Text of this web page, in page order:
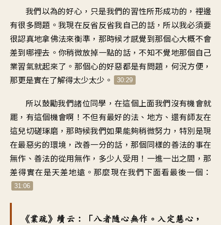
我們以為的好心，只是我們的習性所形成功的，裡邊
有很多問題。我現在反省反省我自己的話，所以我必須要
很認真地拿佛法來衡準，那時候才感覺到那個心大概不會
差到哪裡去。你稍微放掉一點的話，不知不覺地那個自己
業習氣就起來了。那個心的好惡都是有問題，何況方便，
那更是實在了解得太少太少。
30:29
所以鼓勵我們諸位同學，在這個上面我們沒有機會就
罷，有這個機會啊！不但有最好的法、地方、還有師友在
這兒切磋琢磨，那時候我們如果能夠稍微努力，特別是現
在最惡劣的環境，改善一分的話，那個同樣的善法的事在
無作、善法的從用無作，多少人受用！一進一出之間，那
差得實在是天差地遠。那麼現在我們下面看最後一個：
31:06
《業疏》續云：「八者隨心無作。入定慧心，